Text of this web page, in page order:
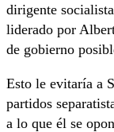
dirigente
liderado por
de gobierno
Esto le evitaría a
partidos
a lo que él se